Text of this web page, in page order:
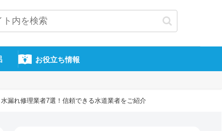
お役立ち情報
漏れ修理業者7選！信頼できる水道業者をご紹介